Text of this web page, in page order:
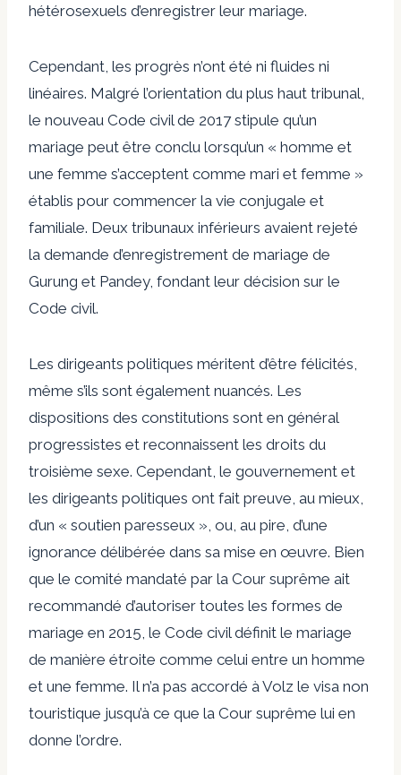
hétérosexuels d’enregistrer leur mariage.
Cependant, les progrès n’ont été ni fluides ni
linéaires. Malgré l’orientation du plus haut tribunal,
le nouveau Code civil de 2017 stipule qu’un
mariage peut être conclu lorsqu’un « homme et
une femme s’acceptent comme mari et femme »
établis pour commencer la vie conjugale et
familiale. Deux tribunaux inférieurs avaient rejeté
la demande d’enregistrement de mariage de
Gurung et Pandey, fondant leur décision sur le
Code civil.
Les dirigeants politiques méritent d’être félicités,
même s’ils sont également nuancés. Les
dispositions des constitutions sont en général
progressistes et reconnaissent les droits du
troisième sexe. Cependant, le gouvernement et
les dirigeants politiques ont fait preuve, au mieux,
d’un « soutien paresseux », ou, au pire, d’une
ignorance délibérée dans sa mise en œuvre. Bien
que le comité mandaté par la Cour suprême ait
recommandé d’autoriser toutes les formes de
mariage en 2015, le Code civil définit le mariage
de manière étroite comme celui entre un homme
et une femme. Il n’a pas accordé à Volz le visa non
touristique jusqu’à ce que la Cour suprême lui en
donne l’ordre.